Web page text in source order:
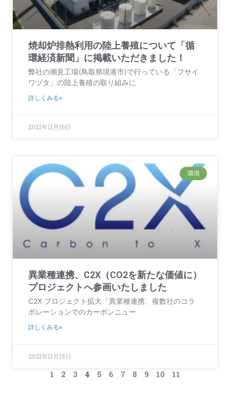
焼却炉排熱利用の陸上養殖について「循
環経済新聞」に掲載いただきました！
弊社の潮見工場(鳥取県境港市)で行っている「フサイ
ワヅタ」の陸上養殖の取り組みに
詳しくみる»
2021年11月16日
環境
異業種連携、C2X（CO2を新たな価値に）
プロジェクトへ参画いたしました
C2X プロジェクト拡大「異業種連携、複数社のコラ
ボレーションでのカーボンニュー
詳しくみる»
2021年11月15日
1 2 3 4 5 6 7 8 9 10 11